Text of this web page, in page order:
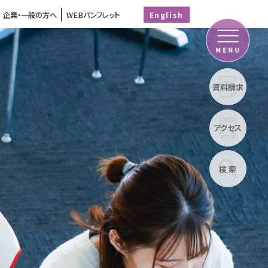
企業・一般の方へ WEBパンフレット English
MENU
資料請求
アクセス
検 索